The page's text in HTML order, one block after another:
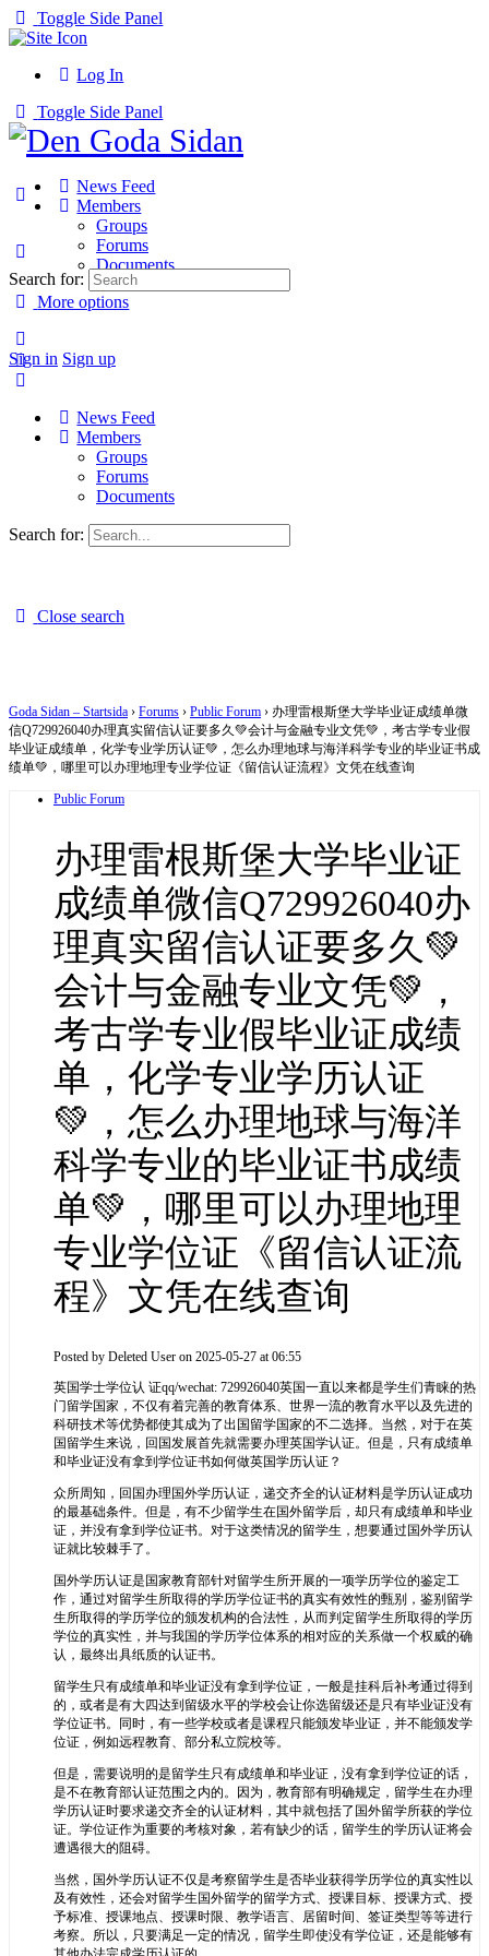
Toggle Side Panel
Log In
Toggle Side Panel
News Feed
Members
Groups
Forums
Documents
More options
Sign in Sign up
Search for:
News Feed
Members
Groups
Forums
Documents
Search for:
Close search
Goda Sidan – Startsida › Forums › Public Forum › 办理雷根斯堡大学毕业证成绩单微
信Q729926040办理真实留信认证要多久💚会计与金融专业文凭💚，考古学专业假
毕业证成绩单，化学专业学历认证💚，怎么办理地球与海洋科学专业的毕业证书成
绩单💚，哪里可以办理地理专业学位证《留信认证流程》文凭在线查询
Public Forum
办理雷根斯堡大学毕业证
成绩单微信Q729926040办
理真实留信认证要多久💚
会计与金融专业文凭💚，
考古学专业假毕业证成绩
单，化学专业学历认证
💚，怎么办理地球与海洋
科学专业的毕业证书成绩
单💚，哪里可以办理地理
专业学位证《留信认证流
程》文凭在线查询
Posted by Deleted User on 2025-05-27 at 06:55
英国学士学位认 证qq/wechat: 729926040英国一直以来都是学生们青睐的热
门留学国家，不仅有着完善的教育体系、世界一流的教育水平以及先进的
科研技术等优势都使其成为了出国留学国家的不二选择。当然，对于在英
国留学生来说，回国发展首先就需要办理英国学认证。但是，只有成绩单
和毕业证没有拿到学位证书如何做英国学历认证？
众所周知，回国办理国外学历认证，递交齐全的认证材料是学历认证成功
的最基础条件。但是，有不少留学生在国外留学后，却只有成绩单和毕业
证，并没有拿到学位证书。对于这类情况的留学生，想要通过国外学历认
证就比较棘手了。
国外学历认证是国家教育部针对留学生所开展的一项学历学位的鉴定工
作，通过对留学生所取得的学历学位证书的真实有效性的甄别，鉴别留学
生所取得的学历学位的颁发机构的合法性，从而判定留学生所取得的学历
学位的真实性，并与我国的学历学位体系的相对应的关系做一个权威的确
认，最终出具纸质的认证书。
留学生只有成绩单和毕业证没有拿到学位证，一般是挂科后补考通过得到
的，或者是有大四达到留级水平的学校会让你选留级还是只有毕业证没有
学位证书。同时，有一些学校或者是课程只能颁发毕业证，并不能颁发学
位证，例如远程教育、部分私立院校等。
但是，需要说明的是留学生只有成绩单和毕业证，没有拿到学位证的话，
是不在教育部认证范围之内的。因为，教育部有明确规定，留学生在办理
学历认证时要求递交齐全的认证材料，其中就包括了国外留学所获的学位
证。学位证作为重要的考核对象，若有缺少的话，留学生的学历认证将会
遭遇很大的阻碍。
当然，国外学历认证不仅是考察留学生是否毕业获得学历学位的真实性以
及有效性，还会对留学生国外留学的留学方式、授课目标、授课方式、授
予标准、授课地点、授课时限、教学语言、居留时间、签证类型等等进行
考察。所以，只要满足一定的情况，留学生即使没有学位证，还是能够有